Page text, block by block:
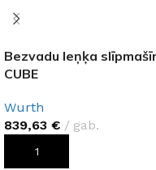
Bezvadu leņķa
CUBE
Wurth
839,63 € gab.
PIEVIENOT GROZAM